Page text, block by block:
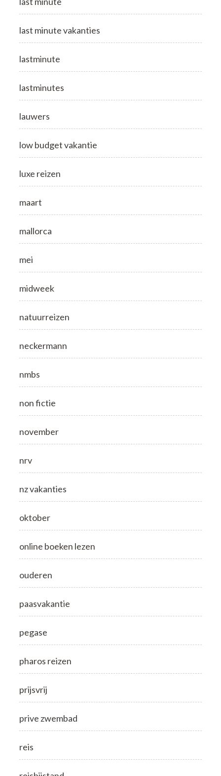
last minute vakanties
lastminute
lastminutes
lauwers
low budget vakantie
luxe reizen
maart
mallorca
mei
midweek
natuurreizen
neckermann
nmbs
non fictie
november
nrv
nz vakanties
oktober
online boeken lezen
ouderen
paasvakantie
pegase
pharos reizen
prijsvrij
prive zwembad
reis